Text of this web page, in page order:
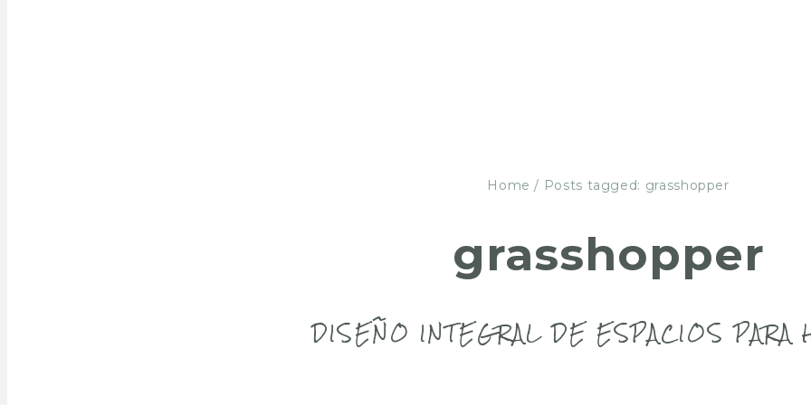
Home / Posts tagged: grasshopper
grasshopper
DISEÑO INTEGRAL DE ESPACIOS PARA